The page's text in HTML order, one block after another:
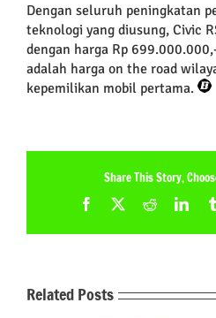
Dengan seluruh peningkatan
teknologi yang diusung, Civic
dengan harga Rp
adalah harga on the road
kepemilikan mobil pertama.
Share This Story,
Facebook
X Reddit
Related Posts